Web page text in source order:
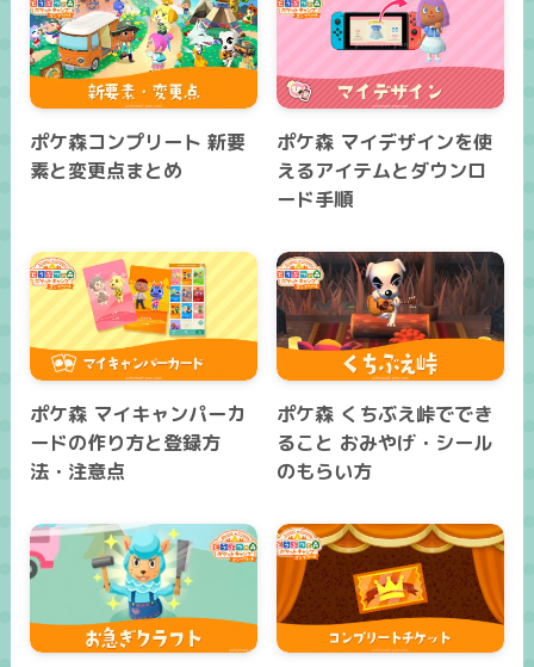
ポケ森コンプリート 新要
素と変更点まとめ
ポケ森 マイデザインを使
えるアイテムとダウンロ
ード手順
ポケ森 マイキャンパーカ
ードの作り方と登録方
法・注意点
ポケ森 くちぶえ峠ででき
ること おみやげ・シール
のもらい方